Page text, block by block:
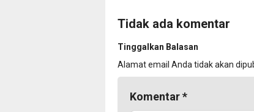
Tidak ada komentar
Tinggalkan Balasan
Alamat email Anda tidak akan
Komentar*